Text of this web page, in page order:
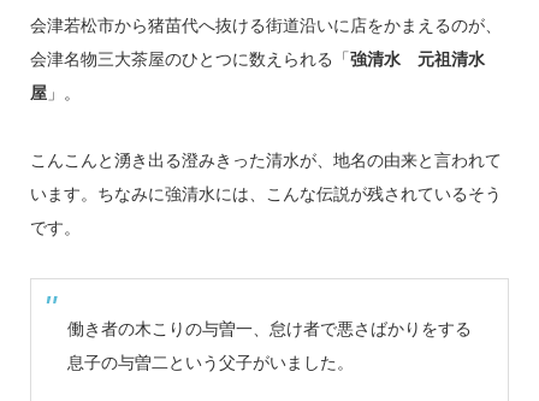
会津若松市から猪苗代へ抜ける街道沿いに店をかまえるのが、
会津名物三大茶屋のひとつに数えられる「強清水 元祖清水
屋」。
こんこんと湧き出る澄みきった清水が、地名の由来と言われて
います。ちなみに強清水には、こんな伝説が残されているそう
です。
働き者の木こりの与曽一、怠け者で悪さばかりをする
息子の与曽二という父子がいました。